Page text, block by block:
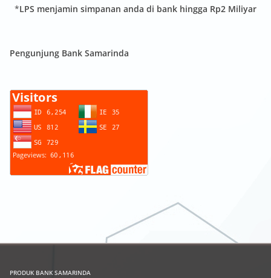
*LPS menjamin simpanan anda di bank hingga Rp2 Miliyar
Pengunjung Bank Samarinda
PRODUK BANK SAMARINDA